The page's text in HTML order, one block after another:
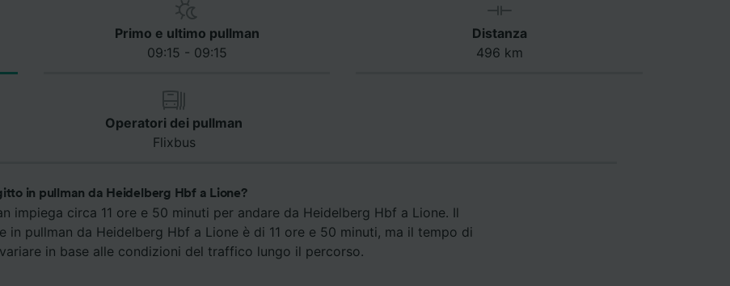
Primo e ultimo pullman
09:15 - 09:15
Distanza
496 km
Operatori dei pullman
Flixbus
in pullman da Heidelberg Hbf a Lione?
impiega circa 11 ore e 50 minuti per andare da Heidelberg Hbf a Lione. Il
in pullman da Heidelberg Hbf a Lione è di 11 ore e 50 minuti, ma il tempo di
in base alle condizioni del traffico lungo il percorso.